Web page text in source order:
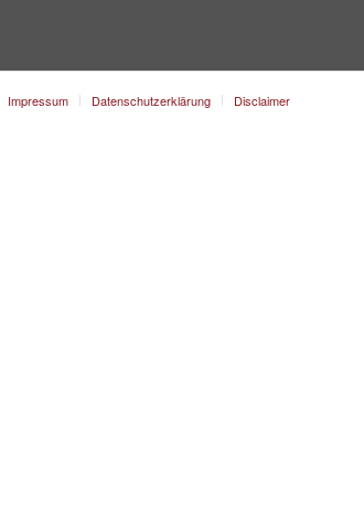
Impressum Datenschutzerklärung Disclaimer